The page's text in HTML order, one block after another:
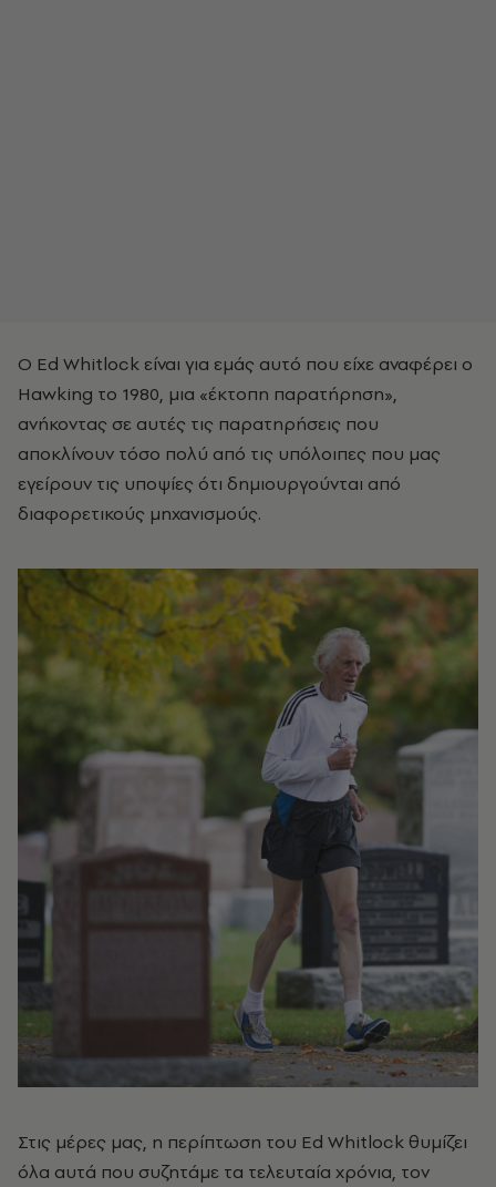
Ο Ed Whitlock είναι για εμάς αυτό που είχε αναφέρει ο
Hawking το 1980, μια «έκτοπη παρατήρηση»,
ανήκοντας σε αυτές τις παρατηρήσεις που
αποκλίνουν τόσο πολύ από τις υπόλοιπες που μας
εγείρουν τις υποψίες ότι δημιουργούνται από
διαφορετικούς μηχανισμούς.
Στις μέρες μας, η περίπτωση του Ed Whitlock θυμίζει
όλα αυτά που συζητάμε τα τελευταία χρόνια, τον